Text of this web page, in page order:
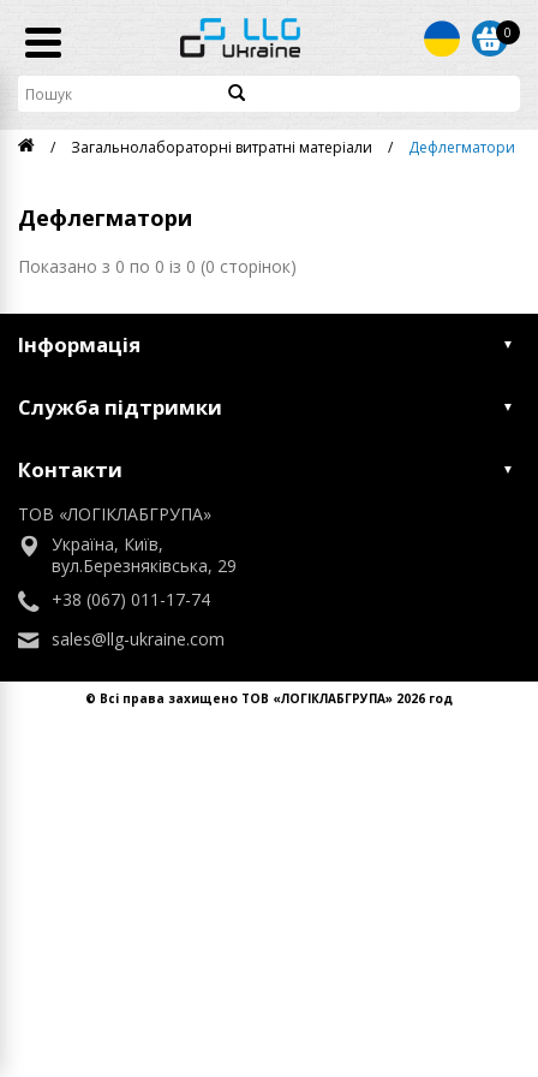
0
Загальнолабораторні витратні матеріали Дефлегматори
Дефлегматори
Показано з 0 по 0 із 0 (0 сторінок)
Інформація
Служба підтримки
Контакти
ТОВ «ЛОГІКЛАБГРУПА»
Україна, Київ,
вул.Березняківська, 29
+38 (067) 011-17-74
sales@llg-ukraine.com
© Всі права захищено ТОВ «ЛОГІКЛАБГРУПА» 2026 год